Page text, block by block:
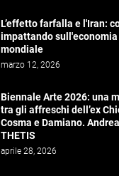
L’effetto farfalla e l'Iran:
impattando
mondiale
marzo 12, 2026
Biennale Arte 2026: una
tra gli affreschi dell’ex
Cosma e Damiano.
THETIS
aprile 28, 2026